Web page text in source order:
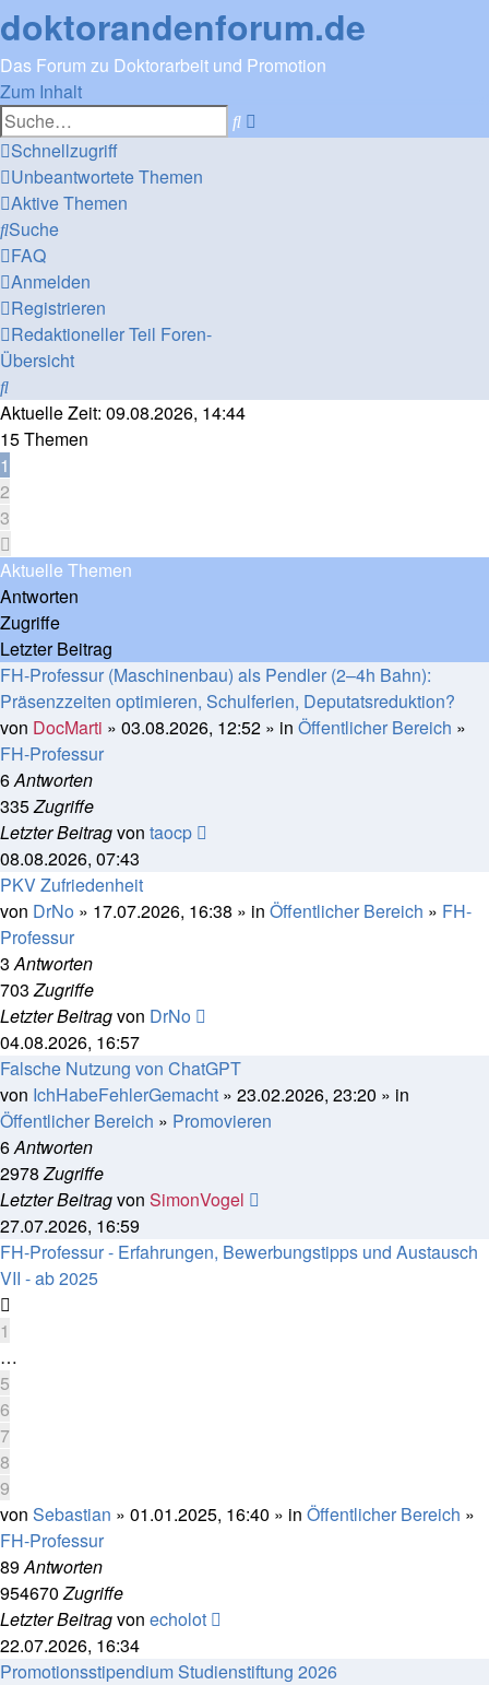
doktorandenforum.de
Das Forum zu Doktorarbeit und Promotion
Zum Inhalt
Suche
Suche
Schnellzugriff
Unbeantwortete Themen
Aktive Themen
Suche
FAQ
Anmelden
Registrieren
Redaktioneller Teil Foren-
Übersicht
Suche
Aktuelle Zeit: 09.08.2026, 14:44
15 Themen
1
2
3
Aktuelle Themen
Antworten
Zugriffe
Letzter Beitrag
FH-Professur (Maschinenbau) als Pendler (2–4h Bahn):
Präsenzzeiten optimieren, Schulferien, Deputatsreduktion?
von DocMarti » 03.08.2026, 12:52 » in Öffentlicher Bereich »
FH-Professur
6Antworten
335Zugriffe
Letzter Beitragvon taocp
08.08.2026, 07:43
PKV Zufriedenheit
von DrNo » 17.07.2026, 16:38 » in Öffentlicher Bereich » FH-
Professur
3Antworten
703Zugriffe
Letzter Beitragvon DrNo
04.08.2026, 16:57
Falsche Nutzung von ChatGPT
von IchHabeFehlerGemacht » 23.02.2026, 23:20 » in
Öffentlicher Bereich » Promovieren
6Antworten
2978Zugriffe
Letzter Beitragvon SimonVogel
27.07.2026, 16:59
FH-Professur - Erfahrungen, Bewerbungstipps und Austausch
VII - ab 2025
1
…
5
6
7
8
9
von Sebastian » 01.01.2025, 16:40 » in Öffentlicher Bereich »
FH-Professur
89Antworten
954670Zugriffe
Letzter Beitragvon echolot
22.07.2026, 16:34
Promotionsstipendium Studienstiftung 2026